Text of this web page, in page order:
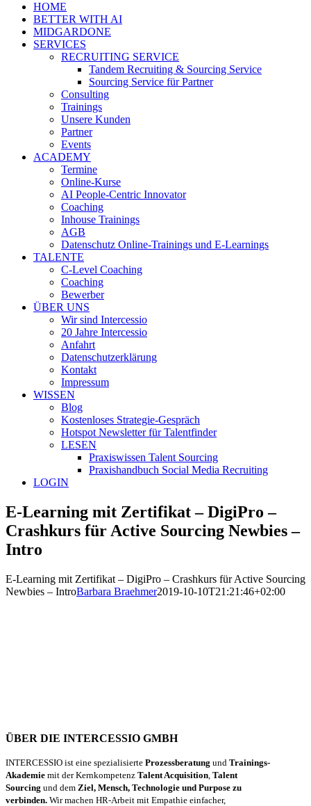
HOME
BETTER WITH AI
MIDGARDONE
SERVICES
RECRUITING SERVICE
Tandem Recruiting & Sourcing Service
Sourcing Service für Partner
Consulting
Trainings
Unsere Kunden
Partner
Events
ACADEMY
Termine
Online-Kurse
AI People-Centric Innovator
Coaching
Inhouse Trainings
AGB
Datenschutz Online-Trainings und E-Learnings
TALENTE
C-Level Coaching
Coaching
Bewerber
ÜBER UNS
Wir sind Intercessio
20 Jahre Intercessio
Anfahrt
Datenschutzerklärung
Kontakt
Impressum
WISSEN
Blog
Kostenloses Strategie-Gespräch
Hotspot Newsletter für Talentfinder
LESEN
Praxiswissen Talent Sourcing
Praxishandbuch Social Media Recruiting
LOGIN
E-Learning mit Zertifikat – DigiPro –
Crashkurs für Active Sourcing Newbies –
Intro
E-Learning mit Zertifikat – DigiPro – Crashkurs für Active Sourcing
Newbies – IntroBarbara Braehmer2019-10-10T21:21:46+02:00
ÜBER DIE INTERCESSIO GMBH
INTERCESSIO ist eine spezialisierte Prozessberatung und Trainings-
Akademie mit der Kernkompetenz Talent Acquisition Talent
Sourcing und dem Ziel, Mensch, Technologie und Purpose zu
verbinden. Wir machen HR-Arbeit mit Empathie einfacher,